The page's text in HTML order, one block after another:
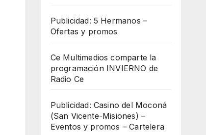
Publicidad: 5 Hermanos –
Ofertas y promos
Ce Multimedios comparte la
programación INVIERNO de
Radio Ce
Publicidad: Casino del Moconá
(San Vicente-Misiones) –
Eventos y promos – Cartelera